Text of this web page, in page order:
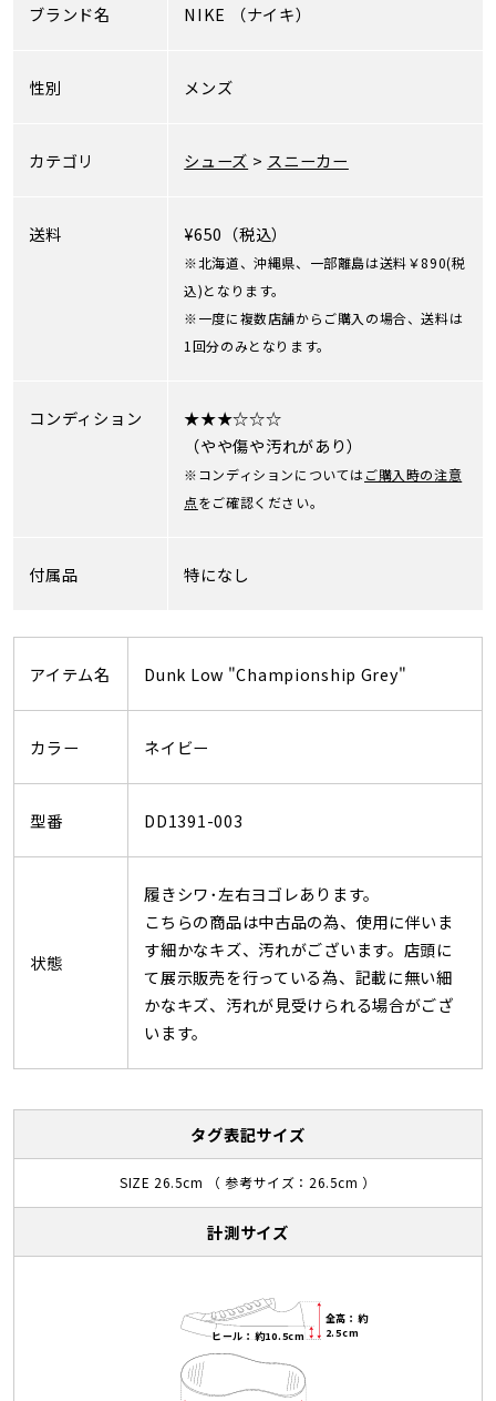
ブランド名 NIKE （ナイキ）
性別 メンズ
カテゴリ シューズ > スニーカー
送料 ¥650（税込）
※北海道、沖縄県、一部離島は送料￥890(税
込)となります。
※一度に複数店舗からご購入の場合、送料は
1回分のみとなります。
コンディション
★★★☆☆☆
（やや傷や汚れがあり）
※コンディションについてはご購入時の注意
点をご確認ください。
付属品 特になし
アイテム名 Dunk Low "Championship Grey"
カラー ネイビー
型番 DD1391-003
状態
履きシワ･左右ヨゴレあります。
こちらの商品は中古品の為、使用に伴いま
す細かなキズ、汚れがございます。店頭に
て展示販売を行っている為、記載に無い細
かなキズ、汚れが見受けられる場合がござ
います。
タグ表記サイズ
SIZE 26.5cm （ 参考サイズ：26.5cm ）
計測サイズ
全高：約
2.5cm
ヒール：約10.5cm